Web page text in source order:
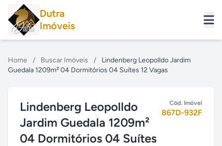
Dutra
Imóveis
Home / Buscar Imóveis /
Lindenberg Leopolldo Jardim
Guedala 1209m² 04 Dormitórios 04 Suítes 12 Vagas
Lindenberg Leopolldo
Jardim Guedala 1209m²
04 Dormitórios 04 Suítes
Cód. Imóvel
867D-932F